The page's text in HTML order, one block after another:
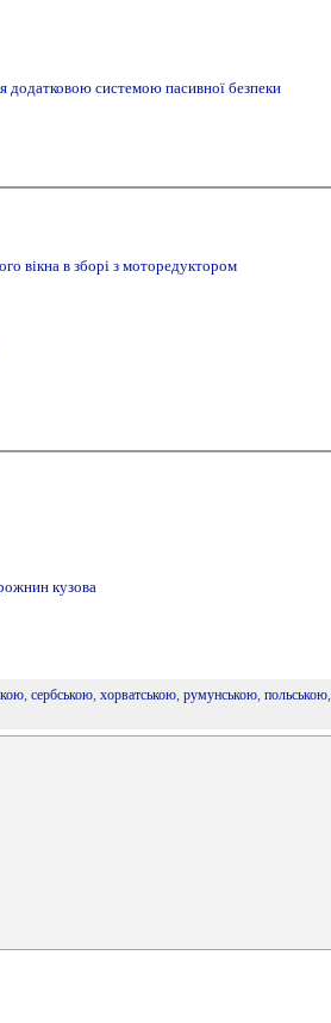
додатковою системою пасивної безпеки
вікна в зборі з моторедуктором
кузова
, сербською, хорватською, румунською, польською,